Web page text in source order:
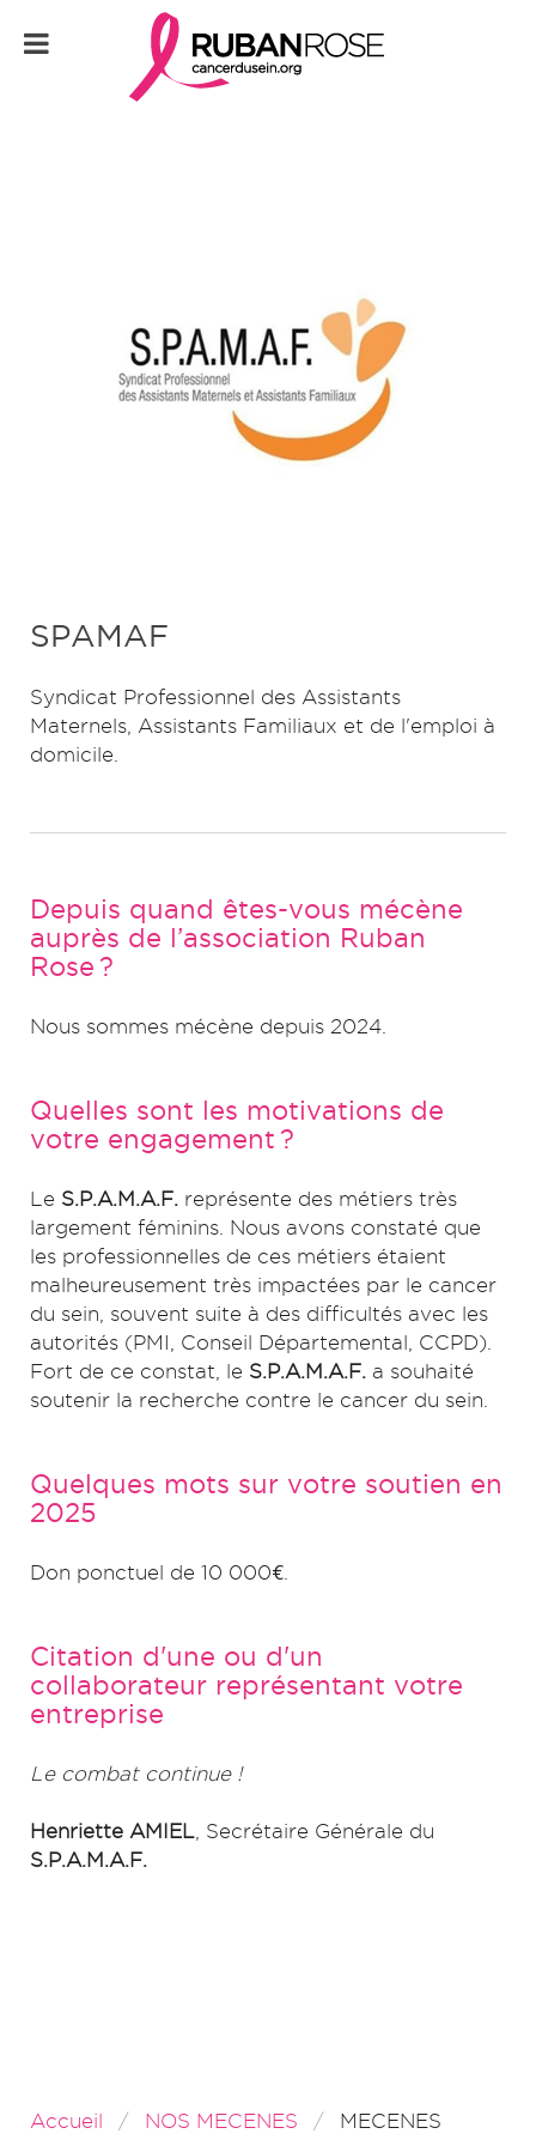
SPAMAF
Syndicat Professionnel des Assistants
Maternels, Assistants Familiaux et de l'emploi à
domicile.
Depuis quand êtes-vous mécène
auprès de l’association Ruban
Rose ?
Nous sommes mécène depuis 2024.
Quelles sont les motivations de
votre engagement ?
Le S.P.A.M.A.F. représente des métiers très
largement féminins. Nous avons constaté que
les professionnelles de ces métiers étaient
malheureusement très impactées par le cancer
du sein, souvent suite à des difficultés avec les
autorités (PMI, Conseil Départemental, CCPD).
Fort de ce constat, le S.P.A.M.A.F. a souhaité
soutenir la recherche contre le cancer du sein.
Quelques mots sur votre soutien en
2025
Don ponctuel de 10 000€.
Citation d'une ou d'un
collaborateur représentant votre
entreprise
Le combat continue !
Henriette AMIEL , Secrétaire Générale du
S.P.A.M.A.F.
Accueil NOS MECENES MECENES